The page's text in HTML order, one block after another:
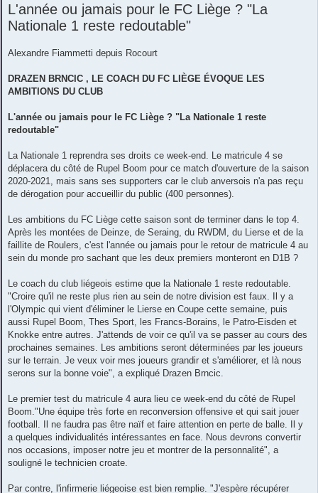
s
s
a
g
L'année ou jamais pour le FC Liège ? "La
Nationale 1 reste redoutable"
Alexandre Fiammetti depuis Rocourt
DRAZEN BRNCIC , LE COACH DU FC LIÈGE ÉVOQUE LES
AMBITIONS DU CLUB
L'année ou jamais pour le FC Liège ? "La Nationale 1 reste
redoutable"
La Nationale 1 reprendra ses droits ce week-end. Le matricule 4 se
déplacera du côté de Rupel Boom pour ce match d'ouverture de la saison
2020-2021, mais sans ses supporters car le club anversois n'a pas reçu
de dérogation pour accueillir du public (400 personnes).
Les ambitions du FC Liège cette saison sont de terminer dans le top 4.
Après les montées de Deinze, de Seraing, du RWDM, du Lierse et de la
faillite de Roulers, c'est l'année ou jamais pour le retour de matricule 4 au
sein du monde pro sachant que les deux premiers monteront en D1B ?
Le coach du club liégeois estime que la Nationale 1 reste redoutable.
"Croire qu'il ne reste plus rien au sein de notre division est faux. Il y a
l'Olympic qui vient d'éliminer le Lierse en Coupe cette semaine, puis
aussi Rupel Boom, Thes Sport, les Francs-Borains, le Patro-Eisden et
Knokke entre autres. J'attends de voir ce qu'il va se passer au cours des
prochaines semaines. Les ambitions seront déterminées par les joueurs
sur le terrain. Je veux voir mes joueurs grandir et s'améliorer, et là nous
serons sur la bonne voie", a expliqué Drazen Brncic.
Le premier test du matricule 4 aura lieu ce week-end du côté de Rupel
Boom."Une équipe très forte en reconversion offensive et qui sait jouer
football. Il ne faudra pas être naïf et faire attention en perte de balle. Il y
a quelques individualités intéressantes en face. Nous devrons convertir
nos occasions, imposer notre jeu et montrer de la personnalité", a
souligné le technicien croate.
Par contre, l'infirmerie liégeoise est bien remplie. "J'espère récupérer